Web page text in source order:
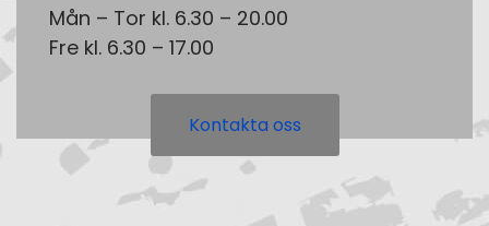
Mån – Tor kl. 6.30 – 20.00
Fre kl. 6.30 – 17.00
Kontakta oss